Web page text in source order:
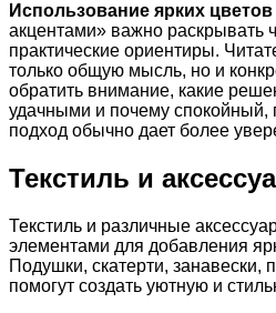
Использование ярких цветов
акцентами» важно раскрывать
практические ориентиры.
только общую мысль, но и
обратить внимание, какие
удачными и почему спокойный,
подход обычно дает более
Текстиль и
Текстиль и различные
элементами для добавления
Подушки, скатерти, занавески,
помогут создать уютную и